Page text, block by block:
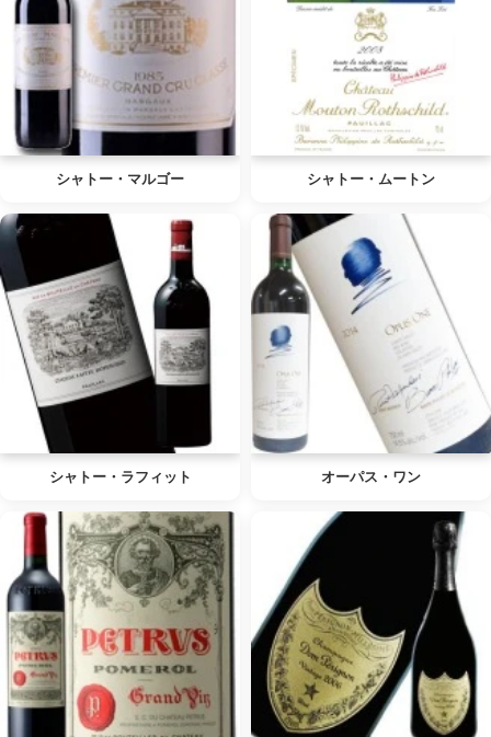
シャトー・マルゴー シャトー・ムートン
シャトー・ラフィット オーパス・ワン